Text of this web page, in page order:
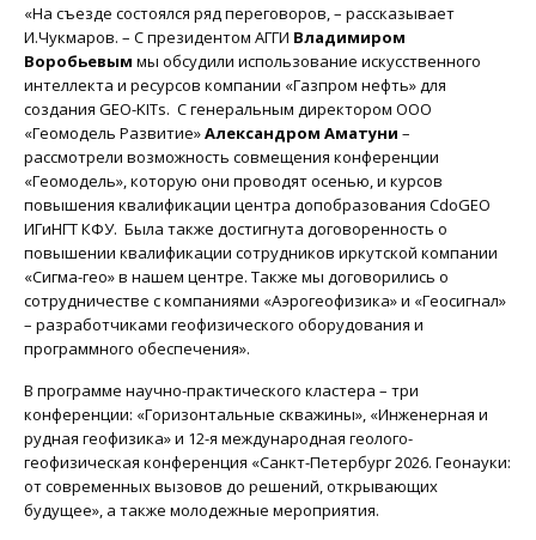
«На съезде состоялся ряд переговоров, – рассказывает
И.Чукмаров. – С президентом АГГИ Владимиром
Воробьевым мы обсудили использование искусственного
интеллекта и ресурсов компании «Газпром нефть» для
создания GEO-KITs. С генеральным директором ООО
«Геомодель Развитие»Александром Аматуни –
рассмотрели возможность совмещения конференции
«Геомодель», которую они проводят осенью, и курсов
повышения квалификации центра допобразования CdoGEO
ИГиНГТ КФУ. Была также достигнута договоренность о
повышении квалификации сотрудников иркутской компании
«Сигма-гео» в нашем центре. Также мы договорились о
сотрудничестве с компаниями «Аэрогеофизика» и «Геосигнал»
– разработчиками геофизического оборудования и
программного обеспечения».
В программе научно-практического кластера – три
конференции: «Горизонтальные скважины», «Инженерная и
рудная геофизика» и 12-я международная геолого-
геофизическая конференция «Санкт-Петербург 2026. Геонауки:
от современных вызовов до решений, открывающих
будущее», а также молодежные мероприятия.